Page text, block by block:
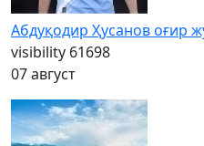
Абдуқодир Ҳусанов оғир
visibility 61698
07 август